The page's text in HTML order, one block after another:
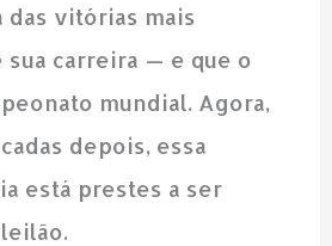
das vitórias mais
sua carreira — e que o
mundial. Agora,
depois, essa
está prestes a ser